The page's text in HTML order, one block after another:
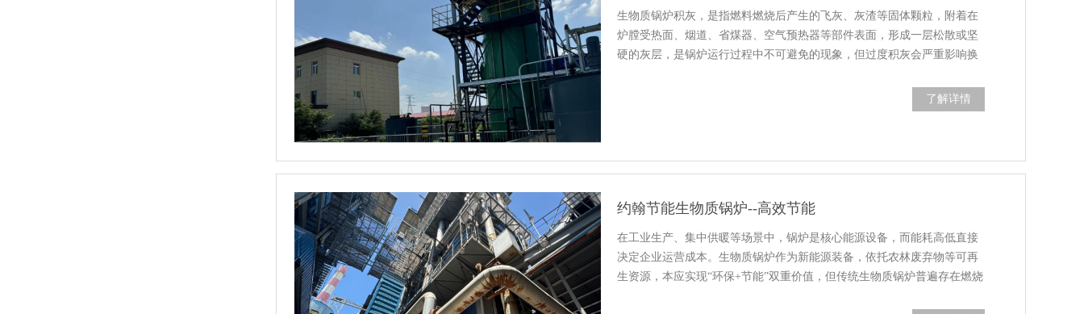
生物质锅炉积灰，是指燃料燃烧后产生的飞灰、灰渣等固体颗粒，附着在
炉膛受热面、烟道、省煤器、空气预热器等部件表面，形成一层松散或坚
硬的灰层，是锅炉运行过程中不可避免的现象，但过度积灰会严重影响换
了解详情
约翰节能生物质锅炉--高效节能
在工业生产、集中供暖等场景中，锅炉是核心能源设备，而能耗高低直接
决定企业运营成本。生物质锅炉作为新能源装备，依托农林废弃物等可再
生资源，本应实现“环保+节能”双重价值，但传统生物质锅炉普遍存在燃烧